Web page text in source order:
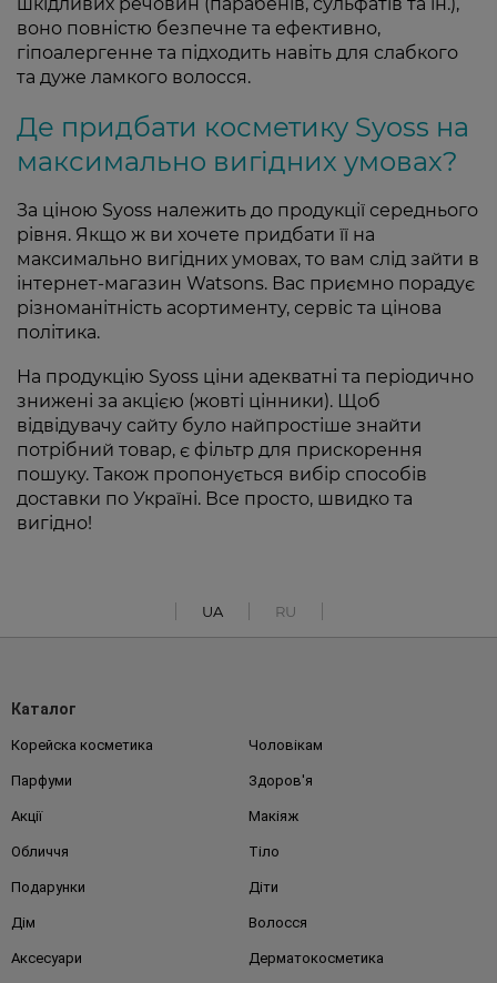
воно повністю безпечне та ефективно,
гіпоалергенне та підходить навіть для слабкого
та дуже ламкого волосся.
Де придбати косметику Syoss на
максимально вигідних умовах?
За ціною Syoss належить до продукції середнього
рівня. Якщо ж ви хочете придбати її на
максимально вигідних умовах, то вам слід зайти в
інтернет-магазин Watsons. Вас приємно порадує
різноманітність асортименту, сервіс та цінова
політика.
На продукцію Syoss ціни адекватні та періодично
знижені за акцією (жовті цінники). Щоб
відвідувачу сайту було найпростіше знайти
потрібний товар, є фільтр для прискорення
пошуку. Також пропонується вибір способів
доставки по Україні. Все просто, швидко та
вигідно!
UA RU
Каталог
Корейска косметика Чоловікам
Парфуми Здоров'я
Акції Макіяж
Обличчя Тіло
Подарунки Діти
Дім Волосся
Аксесуари Дерматокосметика